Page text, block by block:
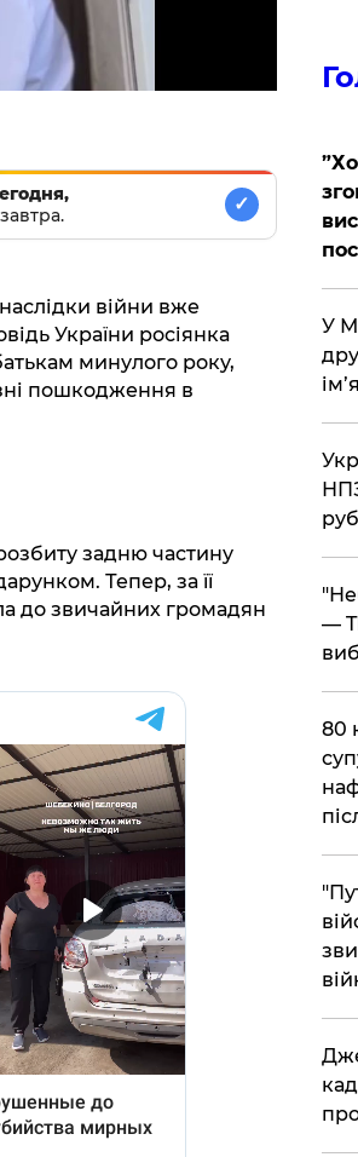
✓
війни вже
України росіянка
минулого року,
пошкодження в
задню частину
Тепер, за її
до звичайних громадян
​У
ім’я
—
​80